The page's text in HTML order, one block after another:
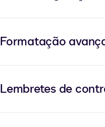
Formatação
Lembretes de